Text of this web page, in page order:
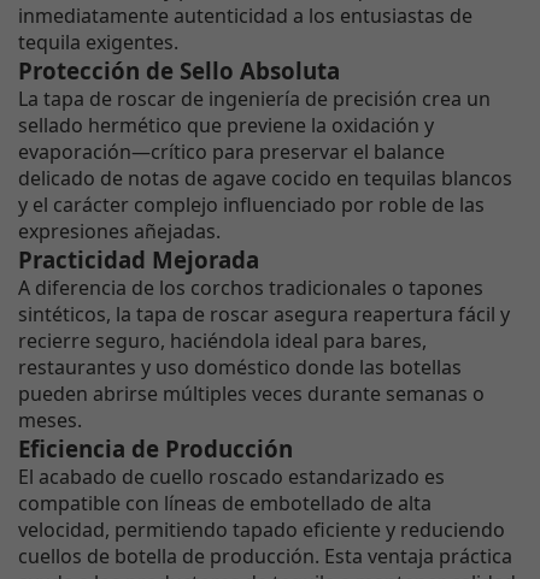
inmediatamente autenticidad a los entusiastas de
tequila exigentes.
Protección de Sello Absoluta
La tapa de roscar de ingeniería de precisión crea un
sellado hermético que previene la oxidación y
evaporación—crítico para preservar el balance
delicado de notas de agave cocido en tequilas blancos
y el carácter complejo influenciado por roble de las
expresiones añejadas.
Practicidad Mejorada
A diferencia de los corchos tradicionales o tapones
sintéticos, la tapa de roscar asegura reapertura fácil y
recierre seguro, haciéndola ideal para bares,
restaurantes y uso doméstico donde las botellas
pueden abrirse múltiples veces durante semanas o
meses.
Eficiencia de Producción
El acabado de cuello roscado estandarizado es
compatible con líneas de embotellado de alta
velocidad, permitiendo tapado eficiente y reduciendo
cuellos de botella de producción. Esta ventaja práctica